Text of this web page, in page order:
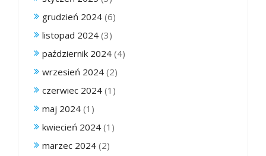
grudzień 2024 (6)
listopad 2024 (3)
październik 2024 (4)
wrzesień 2024 (2)
czerwiec 2024 (1)
maj 2024 (1)
kwiecień 2024 (1)
marzec 2024 (2)